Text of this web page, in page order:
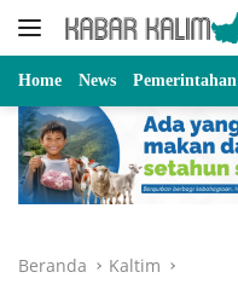
Langsung
Home News Pemerintahan
Beranda Kaltim